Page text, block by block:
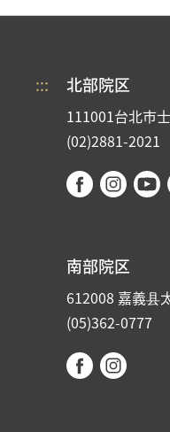
::: 北部院区
111001台北市
(02)2881-2021
南部院区
612008 嘉義县
(05)362-0777